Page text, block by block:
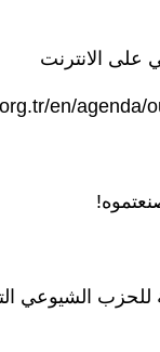
الانترنت
en/agenda/
للحزب